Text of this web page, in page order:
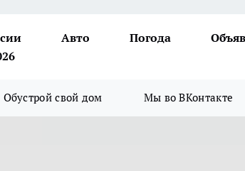
Авто Погода
Обустрой свой дом Мы во ВКонтакте